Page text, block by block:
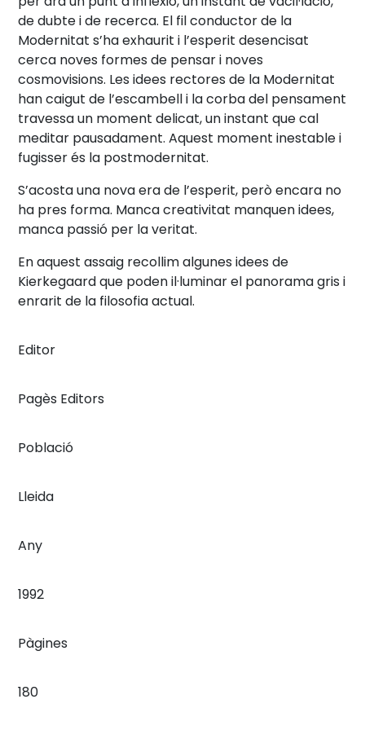
de dubte i de recerca. El fil conductor de la
Modernitat s’ha exhaurit i l’esperit desencisat
cerca noves formes de pensar i noves
cosmovisions. Les idees rectores de la Modernitat
han caigut de l’escambell i la corba del pensament
travessa un moment delicat, un instant que cal
meditar pausadament. Aquest moment inestable i
fugisser és la postmodernitat.
S’acosta una nova era de l’esperit, però encara no
ha pres forma. Manca creativitat manquen idees,
manca passió per la veritat.
En aquest assaig recollim algunes idees de
Kierkegaard que poden il·luminar el panorama gris i
enrarit de la filosofia actual.
Editor
Pagès Editors
Població
Lleida
Any
1992
Pàgines
180